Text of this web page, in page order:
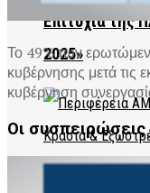
Επιτυχία της
2025»
Το 49% των
κυβέρνησης μετά τις
κυβέρνηση
Οι συσπειρώσεις